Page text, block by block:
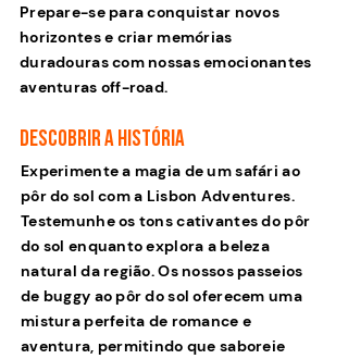
Prepare-se para conquistar novos
horizontes e criar memórias
duradouras com nossas emocionantes
aventuras off-road.
Descobrir a história
Experimente a magia de um safári ao
pôr do sol com a Lisbon Adventures.
Testemunhe os tons cativantes do pôr
do sol enquanto explora a beleza
natural da região. Os nossos passeios
de buggy ao pôr do sol oferecem uma
mistura perfeita de romance e
aventura, permitindo que saboreie